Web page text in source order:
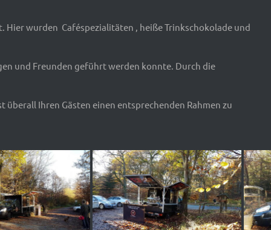
wurden Caféspezialitäten , heiße Trinkschokolade und
und Freunden geführt werden konnte. Durch die
Ihren Gästen einen entsprechenden Rahmen zu